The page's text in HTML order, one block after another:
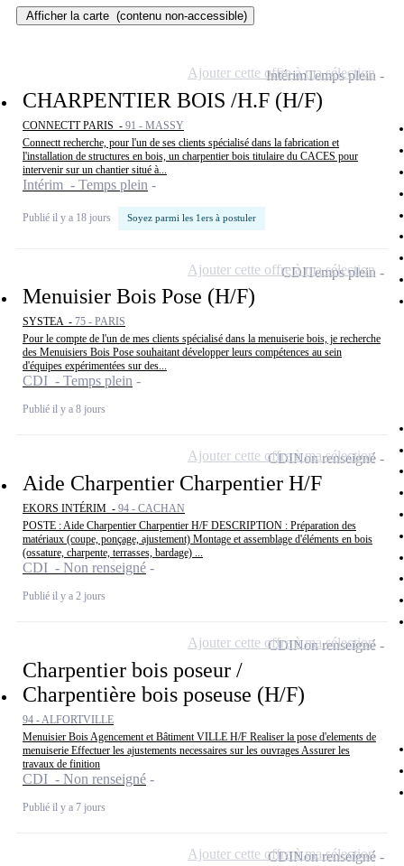
Afficher la carte (contenu non-accessible)
CHARPENTIER BOIS /H.F (H/F)
CONNECTT PARIS - 91 - MASSY
Connectt recherche, pour l'un de ses clients spécialisé dans la fabrication et
l'installation de structures en bois, un charpentier bois titulaire du CACES pour
intervenir sur un chantier situé à...
Intérim - Temps plein
Publié il y a 18 jours Soyez parmi les 1ers à postuler
IntérimTemps plein
Ajouter cette offre à ma sélection
Menuisier Bois Pose (H/F)
SYSTEA - 75 - PARIS
Pour le compte de l'un de mes clients spécialisé dans la menuiserie bois, je recherche
des Menuisiers Bois Pose souhaitant développer leurs compétences au sein
d'équipes expérimentées sur des...
CDI - Temps plein
Publié il y a 8 jours
CDITemps plein
Ajouter cette offre à ma sélection
Aide Charpentier Charpentier H/F
EKORS INTÉRIM - 94 - CACHAN
POSTE : Aide Charpentier Charpentier H/F DESCRIPTION : Préparation des
matériaux (coupe, ponçage, ajustement) Montage et assemblage d'éléments en bois
(ossature, charpente, terrasses, bardage) ...
CDI - Non renseigné
Publié il y a 2 jours
CDINon renseigné
Ajouter cette offre à ma sélection
Charpentier bois poseur /
Charpentière bois poseuse (H/F)
94 - ALFORTVILLE
Menuisier Bois Agencement et Bâtiment VILLE H/F Realiser la pose d'elements de
menuiserie Effectuer les ajustements necessaires sur les ouvrages Assurer les
travaux de finition
CDI - Non renseigné
Publié il y a 7 jours
CDINon renseigné
Ajouter cette offre à ma sélection
CDINon renseigné
Ajouter cette offre à ma sélection